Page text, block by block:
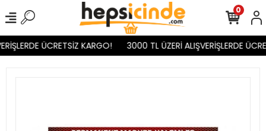
ÜCRETSİZ KARGO! 3000 TL ÜZERİ ALIŞVERİŞLERDE
0